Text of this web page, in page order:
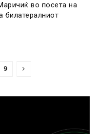
во посета на
билатералниот
9